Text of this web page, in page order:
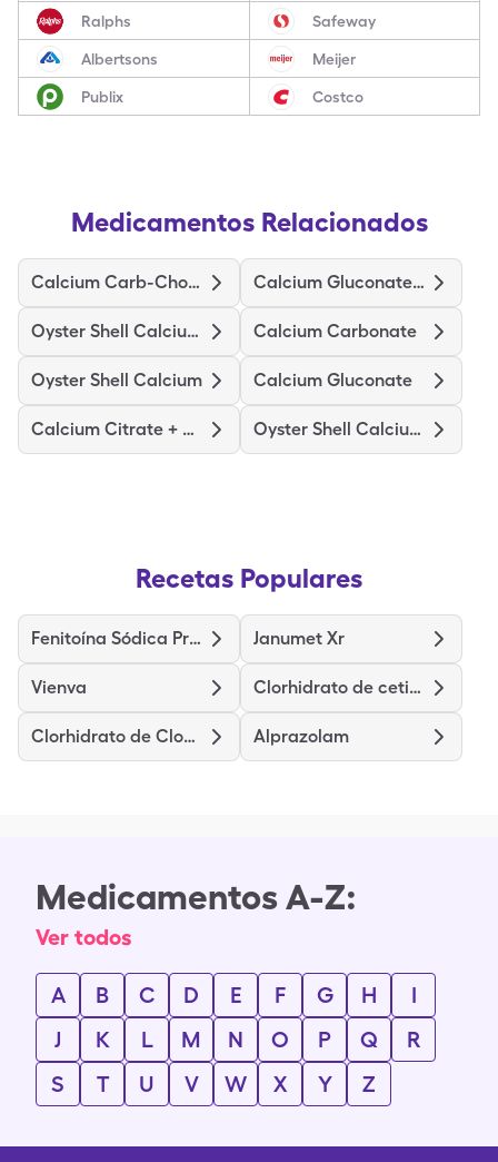
Ralphs Safeway
Albertsons Meijer
Publix Costco
Medicamentos Relacionados
Calcium Carb-Cholecalciferol Calcium Gluconate-Nacl
Oyster Shell Calcium W/D Calcium Carbonate
Oyster Shell Calcium Calcium Gluconate
Calcium Citrate + D3 Maximum Oyster Shell Calcium + D3
Recetas Populares
Fenitoína Sódica Prolongada Janumet Xr
Vienva Clorhidrato de cetirizina
Clorhidrato de Clomipramina Alprazolam
Medicamentos A-Z:
Ver todos
A B C D E F G H
I
J
K L M N O P Q
R
S
T U V W X Y Z